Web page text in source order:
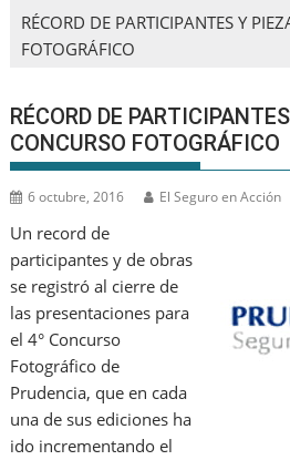
RÉCORD DE PARTICIPANTES Y
FOTOGRÁFICO
RÉCORD DE
CONCURSO FOTOGRÁFICO
6 octubre, 2016 El Seguro en Acción
Un record de
participantes y de obras
se registró al cierre de
las presentaciones para
el 4° Concurso
Fotográfico de
Prudencia, que en cada
una de sus ediciones ha
ido incrementando el